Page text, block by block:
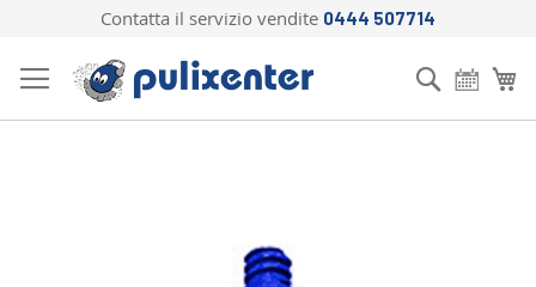
Contatta il servizio vendite 0444 507714
al
contenuto
Cerca